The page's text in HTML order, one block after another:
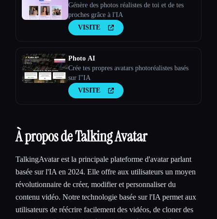
Génère des photos réalistes de toi et de tes
proches grâce à l'IA
VISITE
Photo AI
Crée tes propres avatars photoréalistes basés
sur l''IA
VISITE
À propos de Talking Avatar
TalkingAvatar est la principale plateforme d'avatar parlant
basée sur l'IA en 2024. Elle offre aux utilisateurs un moyen
révolutionnaire de créer, modifier et personnaliser du
contenu vidéo. Notre technologie basée sur l'IA permet aux
utilisateurs de réécrire facilement des vidéos, de cloner des